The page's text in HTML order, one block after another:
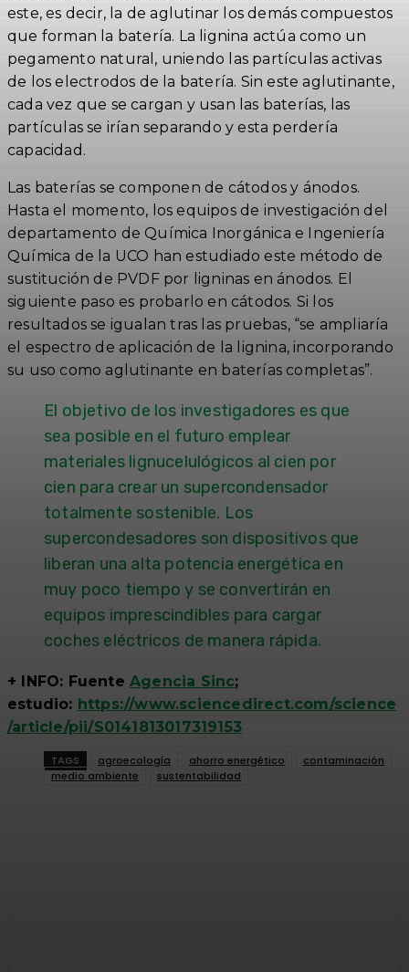
este, es decir, la de aglutinar los demás compuestos
que forman la batería. La lignina actúa como un
pegamento natural, uniendo las partículas activas
de los electrodos de la batería. Sin este aglutinante,
cada vez que se cargan y usan las baterías, las
partículas se irían separando y esta perdería
capacidad.
Las baterías se componen de cátodos y ánodos.
Hasta el momento, los equipos de investigación del
departamento de Química Inorgánica e Ingeniería
Química de la UCO han estudiado este método de
sustitución de PVDF por ligninas en ánodos. El
siguiente paso es probarlo en cátodos. Si los
resultados se igualan tras las pruebas, “se ampliaría
el espectro de aplicación de la lignina, incorporando
su uso como aglutinante en baterías completas”.
El objetivo de los investigadores es que
sea posible en el futuro emplear
materiales lignucelulógicos al cien por
cien para crear un supercondensador
totalmente sostenible. Los
supercondesadores son dispositivos que
liberan una alta potencia energética en
muy poco tiempo y se convertirán en
equipos imprescindibles para cargar
coches eléctricos de manera rápida.
+ INFO: Fuente Agencia Sinc;
estudio: https://www.sciencedirect.com/science
/article/pii/S0141813017319153
TAGS agroecología ahorro energético
contaminación
medio ambiente
sustentabilidad